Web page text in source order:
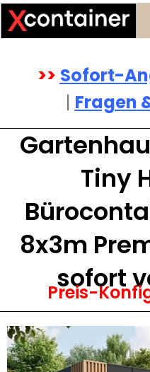
Zum
Inhalt
>> Sofort-
| Fragen
Tiny
8x3m
sofort
Preis-